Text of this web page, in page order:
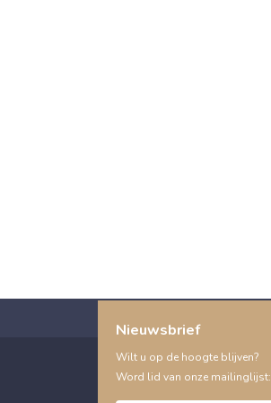
Nieuwsbrief
Wilt u op de hoogte blijven?
Word lid van onze mailinglijst: